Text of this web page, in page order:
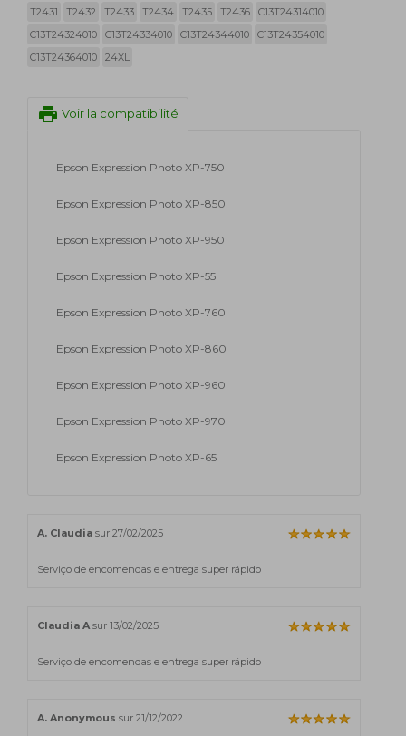
T2431 T2432 T2433 T2434 T2435 T2436
C13T24314010
C13T24324010
C13T24334010 C13T24344010
C13T24354010
C13T24364010
24XL
print Voir la compatibilité
Epson Expression Photo XP-750
Epson Expression Photo XP-850
Epson Expression Photo XP-950
Epson Expression Photo XP-55
Epson Expression Photo XP-760
Epson Expression Photo XP-860
Epson Expression Photo XP-960
Epson Expression Photo XP-970
Epson Expression Photo XP-65
A. Claudia sur 27/02/2025
Serviço de encomendas e entrega super rápido
Claudia A sur 13/02/2025
Serviço de encomendas e entrega super rápido
A. Anonymous sur 21/12/2022